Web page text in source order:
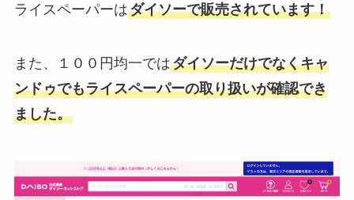
ライスペーパーはダイソーで販売されています！
また、１００円均一ではダイソーだけでなくキャ
ンドゥでもライスペーパーの取り扱いが確認でき
ました。